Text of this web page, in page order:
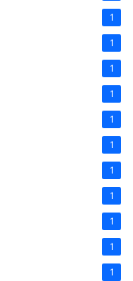
1
1
1
1
1
1
1
1
1
1
1